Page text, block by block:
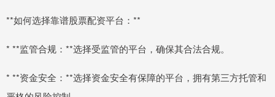
**如何选择靠谱股票配资平台：**
* **监管合规：**选择受监管的平台，确保其合法合规。
* **资金安全：**选择资金安全有保障的平台，拥有第三方托管和